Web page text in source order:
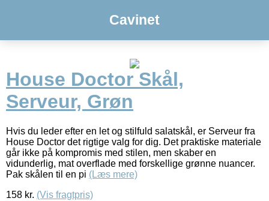
Cavinet
House Doctor Skål,
Serveur, Grøn
Hvis du leder efter en let og stilfuld salatskål, er Serveur fra
House Doctor det rigtige valg for dig. Det praktiske materiale
går ikke på kompromis med stilen, men skaber en
vidunderlig, mat overflade med forskellige grønne nuancer.
Pak skålen til en pi (Læs mere)
158 kr. (Vis fragtpris)